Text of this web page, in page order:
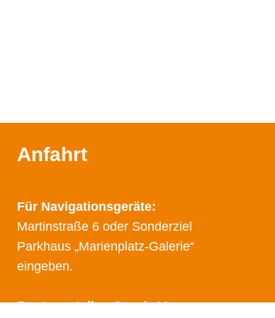
Anfahrt
Für Navigationsgeräte:
Martinstraße 6 oder Sonderziel
Parkhaus „Marienplatz-Galerie“
eingeben.
Route erstellenGoogle Maps